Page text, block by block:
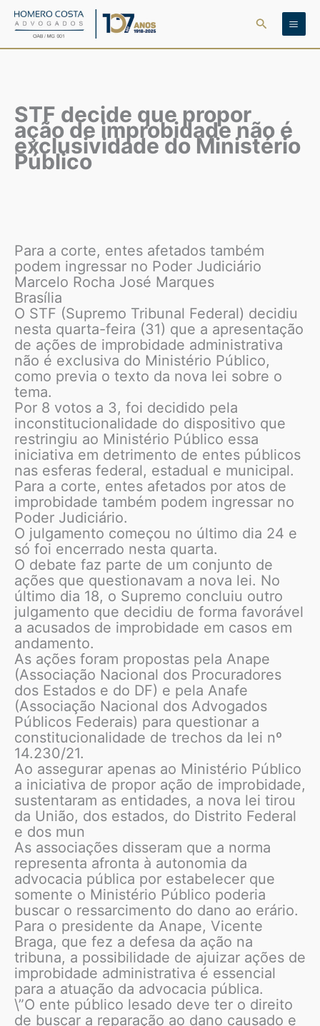
para
Pesquisar
STF decide que propor
ação de improbidade não é
exclusividade do Ministério
Público
Para a corte, entes afetados também
podem ingressar no Poder Judiciário
Marcelo Rocha José Marques
Brasília
O STF (Supremo Tribunal Federal) decidiu
nesta quarta-feira (31) que a apresentação
de ações de improbidade administrativa
não é exclusiva do Ministério Público,
como previa o texto da nova lei sobre o
tema.
Por 8 votos a 3, foi decidido pela
inconstitucionalidade do dispositivo que
restringiu ao Ministério Público essa
iniciativa em detrimento de entes públicos
nas esferas federal, estadual e municipal.
Para a corte, entes afetados por atos de
improbidade também podem ingressar no
Poder Judiciário.
O julgamento começou no último dia 24 e
só foi encerrado nesta quarta.
O debate faz parte de um conjunto de
ações que questionavam a nova lei. No
último dia 18, o Supremo concluiu outro
julgamento que decidiu de forma favorável
a acusados de improbidade em casos em
andamento.
As ações foram propostas pela Anape
(Associação Nacional dos Procuradores
dos Estados e do DF) e pela Anafe
(Associação Nacional dos Advogados
Públicos Federais) para questionar a
constitucionalidade de trechos da lei nº
14.230/21.
Ao assegurar apenas ao Ministério Público
a iniciativa de propor ação de improbidade,
sustentaram as entidades, a nova lei tirou
da União, dos estados, do Distrito Federal
e dos mun
As associações disseram que a norma
representa afronta à autonomia da
advocacia pública por estabelecer que
somente o Ministério Público poderia
buscar o ressarcimento do dano ao erário.
Para o presidente da Anape, Vicente
Braga, que fez a defesa da ação na
tribuna, a possibilidade de ajuizar ações de
improbidade administrativa é essencial
para a atuação da advocacia pública.
\”O ente público lesado deve ter o direito
de buscar a reparação ao dano causado e